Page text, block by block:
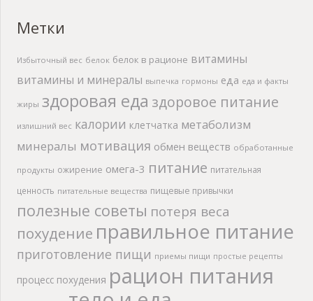
Метки
Избыточный вес белок белок в рационе витамины
витамины и минералы выпечка гормоны еда еда и факты
жиры здоровая еда здоровое питание
излишний вес калории клетчатка метаболизм
минералы мотивация обмен веществ обработанные
продукты ожирение омега-3 питание питательная
ценность питательные вещества пищевые привычки
полезные советы потеря веса
похудение правильное питание
приготовление пищи приемы пищи простые рецепты
процесс похудения рацион питания